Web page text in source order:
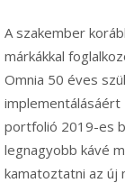
A szakember
márkákkal
Omnia 50 éves
implementálásáért
portfolió 2019-es
legnagyobb kávé
kamatoztatni az új